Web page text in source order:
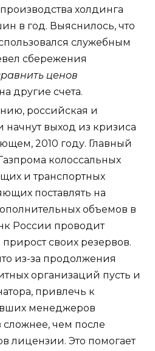
холдинга
в год. Выяснилось, что
служебным
сбережения
ценов
другие счета.
российская и
выход из кризиса
2010 году. Главный
колоссальных
и транспортных
поставлять на
объемов в
России проводит
своих резервов.
из-за продолжения
организаций пусть и
привлечь к
менеджеров
чем после
лицензии. Это помогает